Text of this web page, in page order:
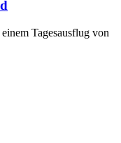
Tagesausflug von